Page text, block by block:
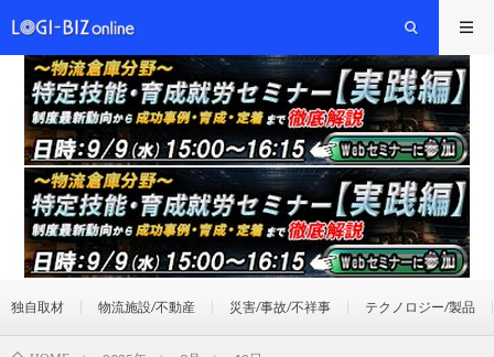
独自取材 物流施設/不動産 災害/事故/不祥事 テクノロジー/製品